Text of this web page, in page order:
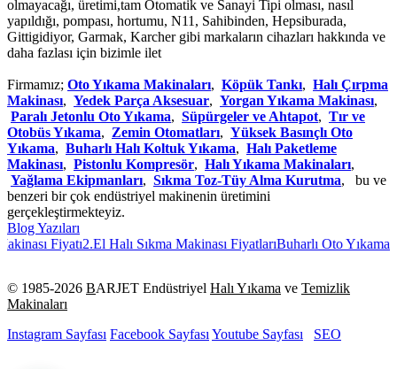
olmayacağı, üretimi,tam Otomatik ve Sanayi Tipi olması, nasıl
yapıldığı, pompası, hortumu, N11, Sahibinden, Hepsiburada,
Gittigidiyor, Garmak, Karcher gibi markaların cihazları hakkında ve
daha fazlası için bizimle ilet
Firmamız; Oto Yıkama Makinaları, Köpük Tankı, Halı Çırpma
Makinası, Yedek Parça Aksesuar, Yorgan Yıkama Makinası,
Paralı Jetonlu Oto Yıkama, Süpürgeler ve Ahtapot, Tır ve
Otobüs Yıkama, Zemin Otomatları, Yüksek Basınçlı Oto
Yıkama, Buharlı Halı Koltuk Yıkama, Halı Paketleme
Makinası, Pistonlu Kompresör, Halı Yıkama Makinaları,
Yağlama Ekipmanları, Sıkma Toz-Tüy Alma Kurutma, bu ve
benzeri bir çok endüstriyel makinenin üretimini
gerçekleştirmekteyiz.
Blog Yazıları
Fiyatı2.El Halı Sıkma Makinası FiyatlarıBuharlı Oto Yıkama
© 1985-2026 BARJET Endüstriyel Halı Yıkama ve Temizlik
Makinaları
Instagram Sayfası Facebook SayfasıYoutube Sayfası SEO